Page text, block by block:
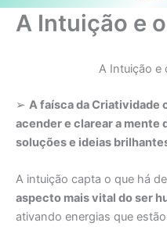
A Intuição e
A Intuição e
➢ A faísca da Criatividade
acender e clarear a mente
soluções e ideias
A intuição capta o que há de
aspecto mais vital do ser
ativando energias que